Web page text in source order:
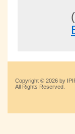
Copyright © 2026 by
All Rights Reserved.